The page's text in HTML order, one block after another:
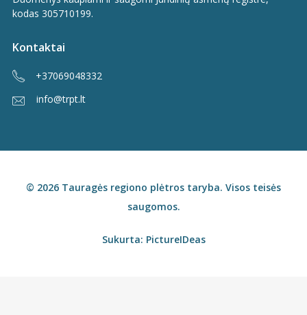
kodas 305710199.
Kontaktai
+37069048332
info@trpt.lt
© 2026 Tauragės regiono plėtros taryba. Visos teisės
saugomos.
Sukurta: PictureIDeas